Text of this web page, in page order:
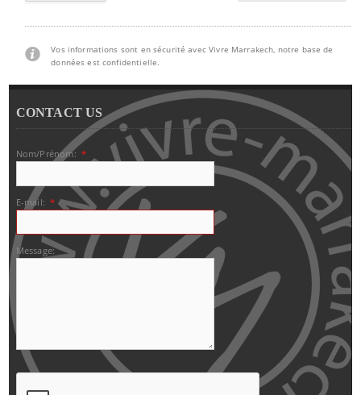
Vos informations sont en sécurité avec Vivre Marrakech, notre base de
données est confidentielle.
CONTACT US
Nom/Prénom: *
E-mail: *
Message: